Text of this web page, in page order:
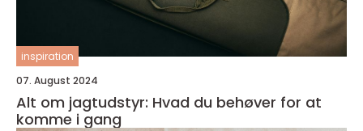
inspiration
07. August 2024
Alt om jagtudstyr: Hvad du behøver for at
komme i gang